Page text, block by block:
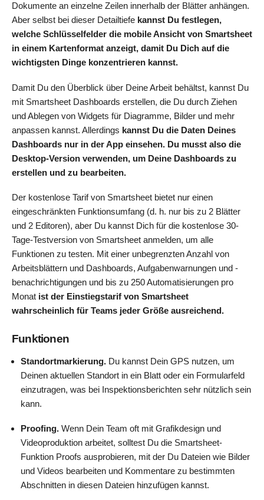
Dokumente an einzelne Zeilen innerhalb der Blätter anhängen.
Aber selbst bei dieser Detailtiefe kannst Du festlegen,
welche Schlüsselfelder die mobile Ansicht von Smartsheet
in einem Kartenformat anzeigt, damit Du Dich auf die
wichtigsten Dinge konzentrieren kannst.
Damit Du den Überblick über Deine Arbeit behältst, kannst Du
mit Smartsheet Dashboards erstellen, die Du durch Ziehen
und Ablegen von Widgets für Diagramme, Bilder und mehr
anpassen kannst. Allerdings kannst Du die Daten Deines
Dashboards nur in der App einsehen. Du musst also die
Desktop-Version verwenden, um Deine Dashboards zu
erstellen und zu bearbeiten.
Der kostenlose Tarif von Smartsheet bietet nur einen
eingeschränkten Funktionsumfang (d. h. nur bis zu 2 Blätter
und 2 Editoren), aber Du kannst Dich für die kostenlose 30-
Tage-Testversion von Smartsheet anmelden, um alle
Funktionen zu testen. Mit einer unbegrenzten Anzahl von
Arbeitsblättern und Dashboards, Aufgabenwarnungen und -
benachrichtigungen und bis zu 250 Automatisierungen pro
Monat ist der Einstiegstarif von Smartsheet
wahrscheinlich für Teams jeder Größe ausreichend.
Funktionen
Standortmarkierung. Du kannst Dein GPS nutzen, um
Deinen aktuellen Standort in ein Blatt oder ein Formularfeld
einzutragen, was bei Inspektionsberichten sehr nützlich sein
kann.
Proofing. Wenn Dein Team oft mit Grafikdesign und
Videoproduktion arbeitet, solltest Du die Smartsheet-
Funktion Proofs ausprobieren, mit der Du Dateien wie Bilder
und Videos bearbeiten und Kommentare zu bestimmten
Abschnitten in diesen Dateien hinzufügen kannst.